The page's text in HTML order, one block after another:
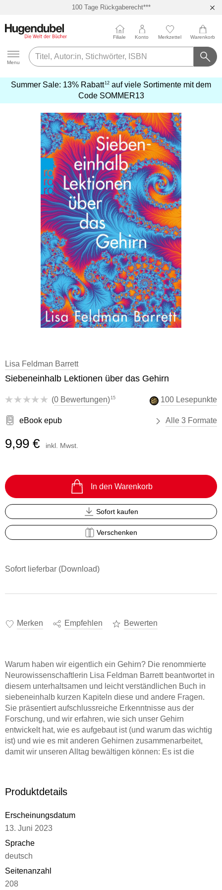
100 Tage Rückgaberecht***
Hugendubel
Menu
Filiale Konto Merkzettel Warenkorb
Summer Sale: 13% Rabatt12 auf viele Sortimente mit dem
Code SOMMER13
erfahren
Lisa Feldman Barrett
Siebeneinhalb Lektionen über das Gehirn
(0 Bewertungen) 15 100 Lesepunkte
eBook epub Alle 3 Formate
9,99 € inkl. Mwst.
In den Warenkorb
Sofort kaufen
Verschenken
Sofort lieferbar (Download)
Merken Empfehlen Bewerten
Warum haben wir eigentlich ein Gehirn? Die renommierte
Neurowissenschaftlerin Lisa Feldman Barrett beantwortet in
diesem unterhaltsamen und leicht verständlichen Buch in
siebeneinhalb kurzen Kapiteln diese und andere Fragen.
Sie präsentiert aufschlussreiche Erkenntnisse aus der
Forschung, und wir erfahren, wie sich unser Gehirn
entwickelt hat, wie es aufgebaut ist (und warum das wichtig
ist) und wie es mit anderen Gehirnen zusammenarbeitet,
damit wir unseren Alltag bewältigen können: Es ist die
uns mit ihm zu beschäftigen
Produktdetails
Erscheinungsdatum
13. Juni 2023
Sprache
deutsch
Seitenanzahl
208